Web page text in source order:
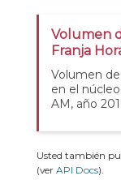
Volumen
Franja
Volumen
en el
AM, año
Usted también
(ver API Docs).